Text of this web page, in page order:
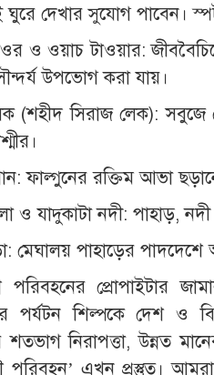
ঘুরে দেখার সুযোগ পাবেন।
ও ওয়াচ টাওয়ার:
উপভোগ করা যায়।
(শহীদ সিরাজ লেক):
ফাল্গুনের রক্তিম আভা
ও যাদুকাটা নদী: পাহাড়,
মেঘালয় পাহাড়ের
প্রোপাইটার
পর্যটন শিল্পকে দেশ ও
শতভাগ নিরাপত্তা, উন্নত
পরিবহন’ এখন প্রস্তুত।